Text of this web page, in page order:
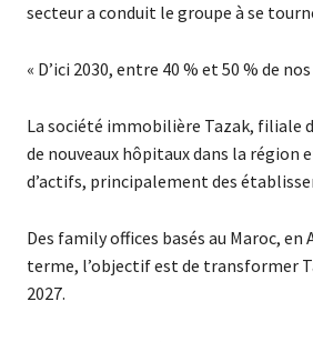
secteur a conduit le groupe à se
« D’ici 2030, entre 40 % et 50 % de
La société immobilière Tazak, filiale
de nouveaux hôpitaux dans la
d’actifs, principalement des
Des family offices basés au Maroc,
terme, l’objectif est de transformer
2027.